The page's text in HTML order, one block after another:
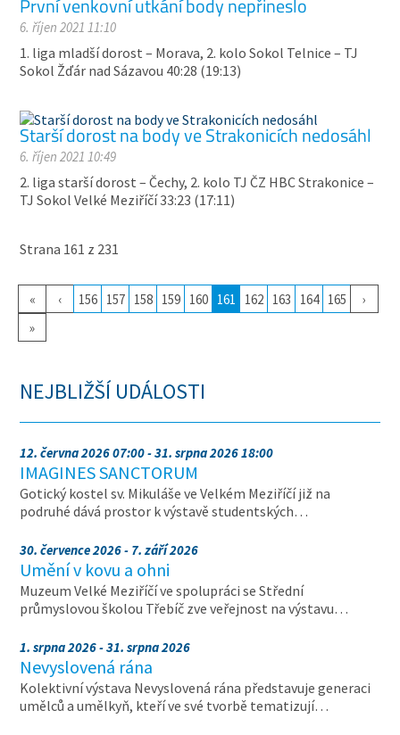
První venkovní utkání body nepřineslo
6. říjen 2021 11:10
1. liga mladší dorost – Morava, 2. kolo Sokol Telnice – TJ
Sokol Žďár nad Sázavou 40:28 (19:13)
Starší dorost na body ve Strakonicích nedosáhl
6. říjen 2021 10:49
2. liga starší dorost – Čechy, 2. kolo TJ ČZ HBC Strakonice –
TJ Sokol Velké Meziříčí 33:23 (17:11)
Strana 161 z 231
« ‹ 156 157 158 159 160 161 162 163 164 165
›
»
NEJBLIŽŠÍ UDÁLOSTI
12. června 2026 07:00 - 31. srpna 2026 18:00
IMAGINES SANCTORUM
Gotický kostel sv. Mikuláše ve Velkém Meziříčí již na
podruhé dává prostor k výstavě studentských…
30. července 2026 - 7. září 2026
Umění v kovu a ohni
Muzeum Velké Meziříčí ve spolupráci se Střední
průmyslovou školou Třebíč zve veřejnost na výstavu…
1. srpna 2026 - 31. srpna 2026
Nevyslovená rána
Kolektivní výstava Nevyslovená rána představuje generaci
umělců a umělkyň, kteří ve své tvorbě tematizují…